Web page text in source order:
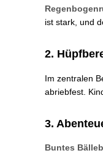
ist stark, und
2.
Im zentralen
abriebfest.
3.
Buntes